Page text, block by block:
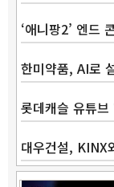
‘애니팡2’ 엔드
한미약품, AI로
롯데캐슬 유튜
대우건설, KINX